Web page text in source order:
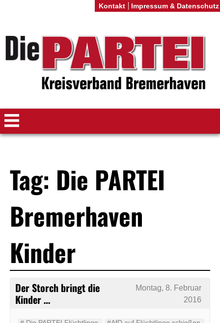
Tag: Die PARTEI
Bremerhaven
Kinder
Der Storch bringt die
Kinder …
Montag, 8. Februar
2016
Kontakt Impressum & Datenschutz